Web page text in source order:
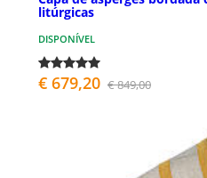
litúrgicas
DISPONÍVEL
€ 679,20 € 849,00